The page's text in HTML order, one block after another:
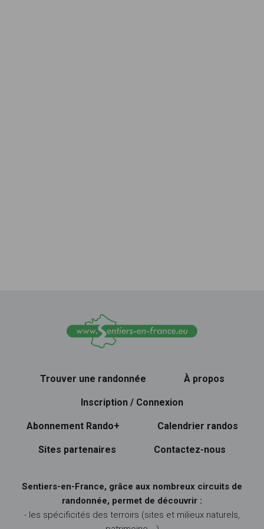
Trouver une randonnée À propos
Inscription / Connexion
Abonnement Rando+ Calendrier randos
Sites partenaires Contactez-nous
Sentiers-en-France, grâce aux nombreux circuits de
randonnée, permet de découvrir :
- les spécificités des terroirs (sites et milieux naturels,